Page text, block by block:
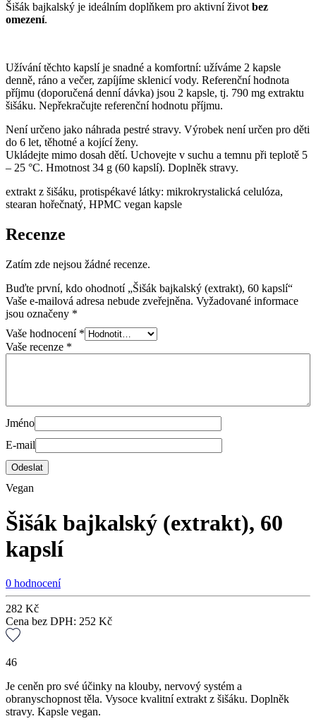
Šišák bajkalský je ideálním doplňkem pro aktivní životbez
omezení.
Užívání těchto kapslí je snadné a komfortní: užíváme 2 kapsle
denně, ráno a večer, zapíjíme sklenicí vody. Referenční hodnota
příjmu (doporučená denní dávka) jsou 2 kapsle, tj. 790 mg extraktu
šišáku. Nepřekračujte referenční hodnotu příjmu.
Není určeno jako náhrada pestré stravy. Výrobek není určen pro děti
do 6 let, těhotné a kojící ženy.
Ukládejte mimo dosah dětí. Uchovejte v suchu a temnu při teplotě 5
– 25 °C. Hmotnost 34 g (60 kapslí). Doplněk stravy.
extrakt z šišáku, protispékavé látky: mikrokrystalická celulóza,
stearan hořečnatý, HPMC vegan kapsle
Recenze
Zatím zde nejsou žádné recenze.
Buďte první, kdo ohodnotí „Šišák bajkalský (extrakt), 60 kapslí“
Vaše e-mailová adresa nebude zveřejněna. Vyžadované informace
jsou označeny *
Vaše hodnocení *
Vaše recenze *
Jméno
E-mail
Vegan
Šišák bajkalský (extrakt), 60
kapslí
0 hodnocení
282 Kč
Cena bez DPH: 252 Kč
46
Je ceněn pro své účinky na klouby, nervový systém a
obranyschopnost těla. Vysoce kvalitní extrakt z šišáku. Doplněk
stravy. Kapsle vegan.